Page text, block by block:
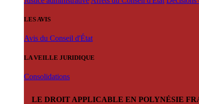
LES AVIS
Avis du Conseil d'État
LA VEILLE JURIDIQUE
Consolidations
LE DROIT APPLICABLE EN POLYNÉSIE